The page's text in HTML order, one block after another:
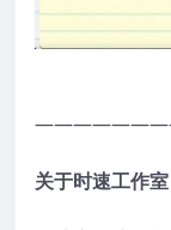
关于时速工作室